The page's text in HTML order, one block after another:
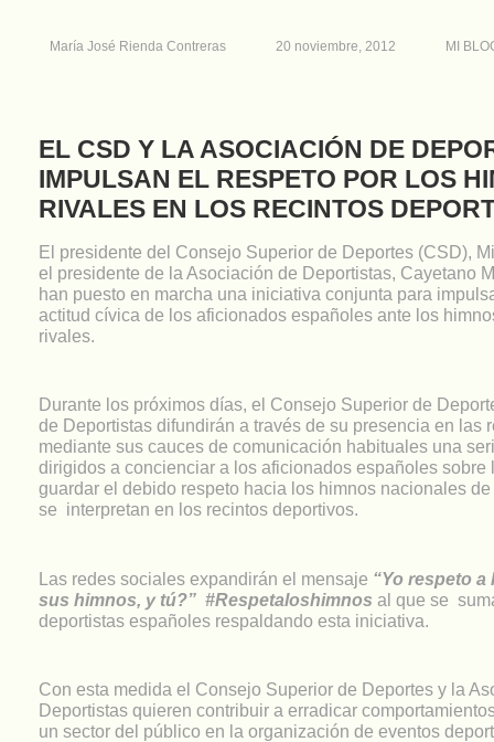
María José Rienda Contreras 20 noviembre, 2012 MI
EL CSD Y LA ASOCIACIÓN DE
IMPULSAN EL RESPETO POR LOS
RIVALES EN LOS RECINTOS
El presidente del Consejo Superior de Deportes (CSD),
el presidente de la Asociación de Deportistas, Cayetano
han puesto en marcha una iniciativa conjunta para
actitud cívica de los aficionados españoles ante los
rivales.
Durante los próximos días, el Consejo Superior de
de Deportistas difundirán a través de su presencia en las
mediante sus cauces de comunicación habituales una
dirigidos a concienciar a los aficionados españoles sobre
guardar el debido respeto hacia los himnos nacionales
se interpretan en los recintos deportivos.
Las redes sociales expandirán el mensaje “Yo respeto a
sus himnos, y tú?” #Respetaloshimnos al que se
deportistas españoles respaldando esta iniciativa.
Con esta medida el Consejo Superior de Deportes y la
Deportistas quieren contribuir a erradicar
un sector del público en la organización de eventos